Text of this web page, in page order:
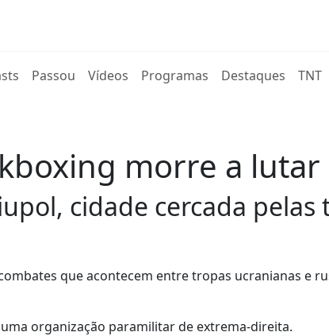
Passou Vídeos Programas Destaques TNT
morre a lutar
cidade cercada pelas
que acontecem entre tropas ucranianas e
organização paramilitar de extrema-direita.